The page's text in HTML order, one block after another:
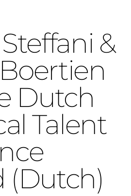
&
Dutch
Talent
(Dutch)